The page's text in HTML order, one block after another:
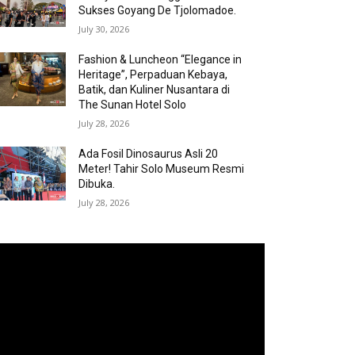
Sukses Goyang De Tjolomadoe.
July 30, 2026
Fashion & Luncheon “Elegance in
Heritage”, Perpaduan Kebaya,
Batik, dan Kuliner Nusantara di
The Sunan Hotel Solo
July 28, 2026
Ada Fosil Dinosaurus Asli 20
Meter! Tahir Solo Museum Resmi
Dibuka.
July 28, 2026